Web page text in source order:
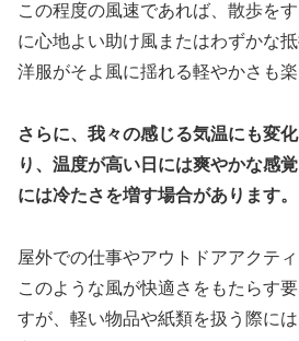
この程度の風速であれば、散歩を
に心地よい助け風またはわずかな
洋服がそよ風に揺れる軽やかさも
さらに、我々の感じる気温にも変
り、温度が高い日には爽やかな感
には冷たさを増す場合があります。
屋外での仕事やアウトドアアクテ
このような風が快適さをもたらす
すが、軽い物品や紙類を扱う際に